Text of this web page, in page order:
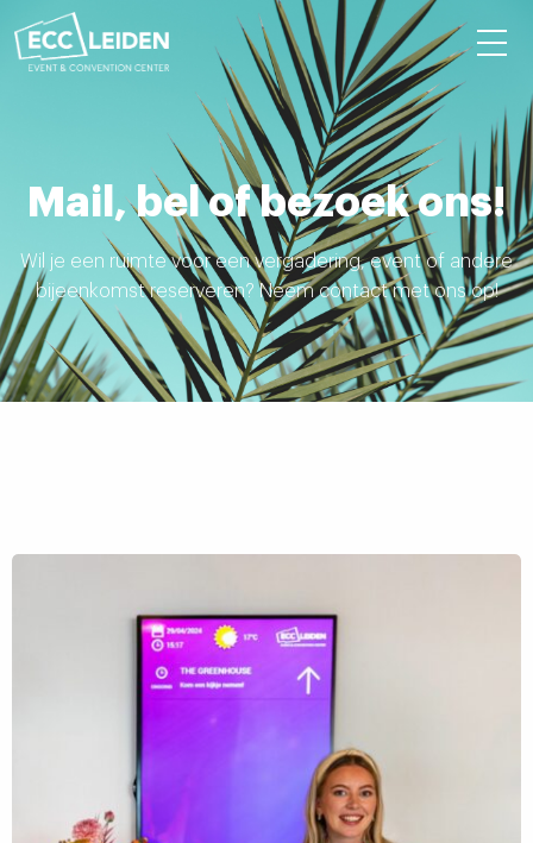
Mail, bel of bezoek ons!
Wil je een ruimte voor een vergadering, event of andere
bijeenkomst reserveren? Neem contact met ons op!